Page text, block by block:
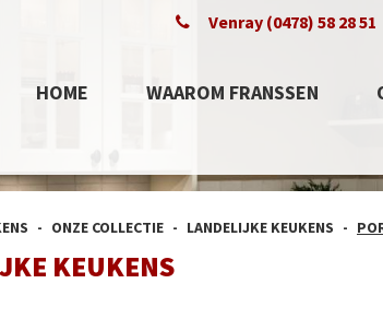
Venray (0478) 58 28 51
HOME WAAROM FRANSSEN
ONZE COLLECTIE LANDELIJKE KEUKENS
KEUKENS